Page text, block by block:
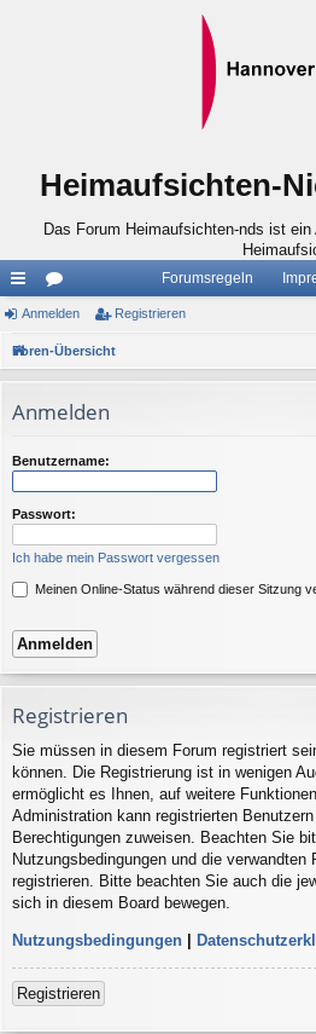
Heimaufsichten-
Das Forum Heimaufsichten-nds ist
ch
ne
ug
riff
or
en
Forumsregeln
Anmelden Registrieren
Foren-Übersicht
Anmelden
Benutzername:
Passwort:
Ich habe mein Passwort vergessen
Meinen Online-Status während dieser Sitzung
Registrieren
Sie müssen in diesem Forum registriert
können. Die Registrierung ist in wenigen
ermöglicht es Ihnen, auf weitere
Administration kann registrierten
Berechtigungen zuweisen. Beachten Sie
Nutzungsbedingungen und die verwandten
registrieren. Bitte beachten Sie auch die
sich in diesem Board bewegen.
Nutzungsbedingungen |
Registrieren